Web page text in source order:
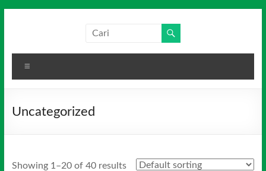
Media
Indonesia
Uncategorized
Showing 1–20 of 40 results